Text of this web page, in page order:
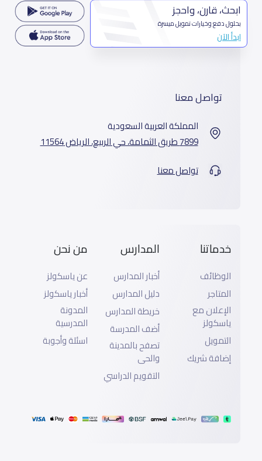
ابحث، قارن، واحجز
بحلول دفع وخيارات تمويل ميسرة
ابدأ الآن
تواصل معنا
المملكة العربية السعودية
7899 طريق الثمامة، حي الربيع، الرياض 11564
تواصل معنا
خدماتنا
الوظائف
المتاجر
الإعلان مع
ياسكولز
التمويل
إضافة شريك
المدارس
أخبار المدارس
دليل المدارس
خريطة المدارس
أضف المدرسة
تصفح بالمدينة
والحى
التقويم الدراسي
من نحن
عن ياسكولز
أخبار ياسكولز
المدونة
المدرسية
اسئلة وأجوبة